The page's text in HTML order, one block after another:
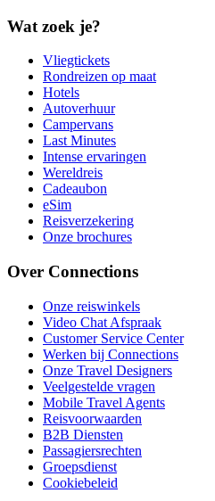
Wat zoek je?
Vliegtickets
Rondreizen op maat
Hotels
Autoverhuur
Campervans
Last Minutes
Intense ervaringen
Wereldreis
Cadeaubon
eSim
Reisverzekering
Onze brochures
Over Connections
Onze reiswinkels
Video Chat Afspraak
Customer Service Center
Werken bij Connections
Onze Travel Designers
Veelgestelde vragen
Mobile Travel Agents
Reisvoorwaarden
B2B Diensten
Passagiersrechten
Groepsdienst
Cookiebeleid